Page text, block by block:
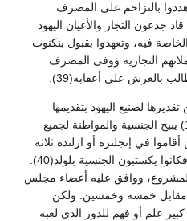
بالتزاحم على المصرف
جدعون التجار والأعيان اليهود
فيه، وتعهدوا بقبول بنكنوت
التجارية ووفى المصرف
بالعرش على أعقابه(39).
لصنيع اليهود بتقديمها
مشروع قانون إلى البرلمان (1753) يبيح الجنسية والمواطنة لجميع
في إنجلترة أو ارلندة ثلاثة
أعوام. (أما اليهود المولودين هناك فكانوا يكستبون الجنسية بلولد(40).
ووافق عليه أعضاء مجلس
مقابل خمسة وخمسين. ولكن
علم أو فهم للدور الذي لعبه